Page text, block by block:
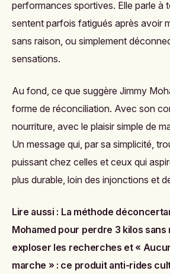
performances sportives. Elle parle à
sentent parfois fatigués après avoir
sans raison, ou simplement
sensations.
Au fond, ce que suggère Jimmy
forme de réconciliation. Avec son
nourriture, avec le plaisir simple de
Un message qui, par sa simplicité,
puissant chez celles et ceux qui
plus durable, loin des injonctions et
Lire aussi : La méthode
Mohamed pour perdre 3 kilos
exploser les recherches et «
marche » : ce produit anti-rides